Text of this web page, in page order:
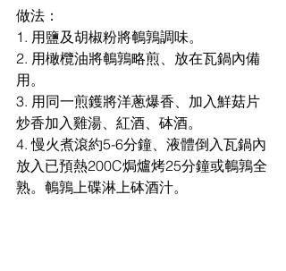
做法：
1. 用鹽及胡椒粉將鵪鶉調味。
2. 用橄欖油將鵪鶉略煎、放在瓦鍋內備
用。
3. 用同一煎鑊將洋蔥爆香、加入鮮菇片
炒香加入雞湯、紅酒、砵酒。
4. 慢火煮滾約5-6分鐘、液體倒入瓦鍋內
放入已預熱200C焗爐烤25分鐘或鵪鶉全
熟。鵪鶉上碟淋上砵酒汁。